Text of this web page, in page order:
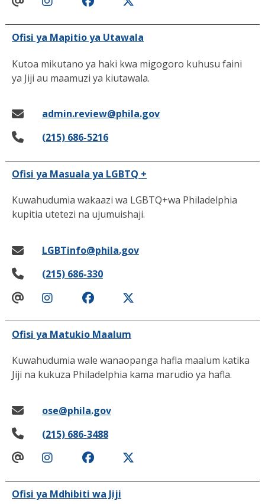
Ofisi ya Mapitio ya Utawala
Kutoa mikutano ya haki kwa migogoro kuhusu faini
ya Jiji au maamuzi ya kiutawala.
admin.review@phila.gov
(215) 686-5216
Ofisi ya Masuala ya LGBTQ +
Kuwahudumia wakaazi wa LGBTQ+wa Philadelphia
kupitia utetezi na ujumuishaji.
LGBTinfo@phila.gov
(215) 686-330
Ofisi ya Matukio Maalum
Kuwahudumia wale wanaopanga hafla maalum katika
Jiji na kukuza Philadelphia kama marudio ya hafla.
ose@phila.gov
(215) 686-3488
Ofisi ya Mdhibiti wa Jiji